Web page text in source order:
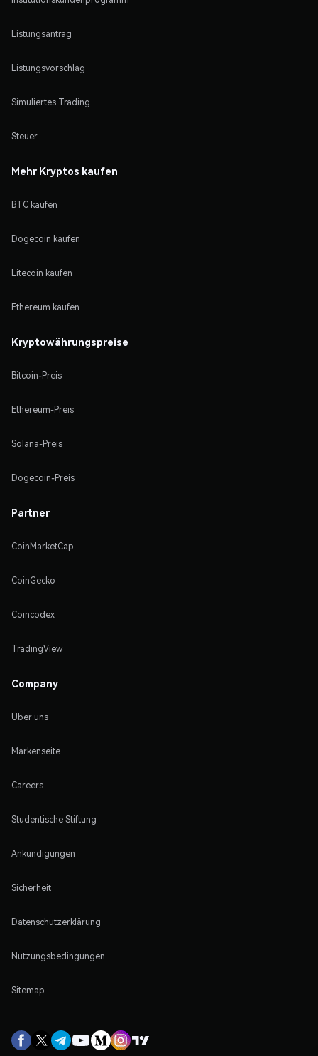
Listungsantrag
Listungsvorschlag
Simuliertes Trading
Steuer
Mehr Kryptos kaufen
BTC kaufen
Dogecoin kaufen
Litecoin kaufen
Ethereum kaufen
Kryptowährungspreise
Bitcoin-Preis
Ethereum-Preis
Solana-Preis
Dogecoin-Preis
Partner
CoinMarketCap
CoinGecko
Coincodex
TradingView
Company
Über uns
Markenseite
Careers
Studentische Stiftung
Ankündigungen
Sicherheit
Datenschutzerklärung
Nutzungsbedingungen
Sitemap